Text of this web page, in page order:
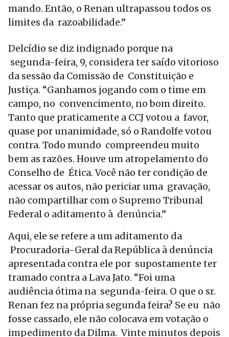
mando. Então, o Renan ultrapassou todos os
limites da razoabilidade.”
Delcídio se diz indignado porque na
segunda-feira, 9, considera ter saído vitorioso
da sessão da Comissão de Constituição e
Justiça. “Ganhamos jogando com o time em
campo, no convencimento, no bom direito.
Tanto que praticamente a CCJ votou a favor,
quase por unanimidade, só o Randolfe votou
contra. Todo mundo compreendeu muito
bem as razões. Houve um atropelamento do
Conselho de Ética. Você não ter condição de
acessar os autos, não periciar uma gravação,
não compartilhar com o Supremo Tribunal
Federal o aditamento à denúncia.”
Aqui, ele se refere a um aditamento da
Procuradoria-Geral da República à denúncia
apresentada contra ele por supostamente ter
tramado contra a Lava Jato. “Foi uma
audiência ótima na segunda-feira. O que o sr.
Renan fez na própria segunda feira? Se eu não
fosse cassado, ele não colocava em votação o
impedimento da Dilma. Vinte minutos depois